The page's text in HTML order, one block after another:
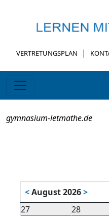
VERTRETUNGSPLAN |
gymnasium-letmathe.de
<August 2026>
27
28